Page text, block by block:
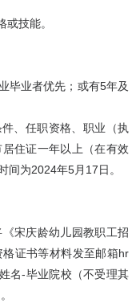
技能。
业者优先；或有5年及
、任职资格、职业（执
住证一年以上（在有效
间为2024年5月17日。
宋庆龄幼儿园教职工招
证书等材料发至邮箱hr
名-毕业院校（不受理其